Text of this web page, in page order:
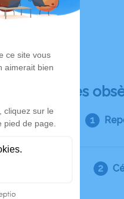
Déroulé des